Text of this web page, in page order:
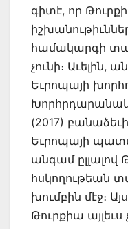
գիտէ, որ
համակարգի
չունի։ Աւելին,
Եւրոպայի
(2017)
Եւրոպայի
անգամ ըլլալով
հսկողութեան
խումբին մէջ։
Թուրքիա